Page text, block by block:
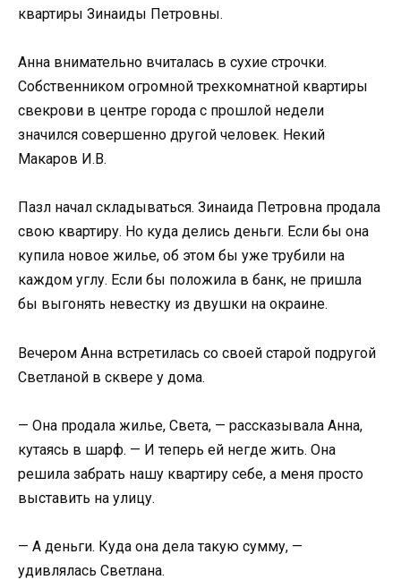
квартиры Зинаиды Петровны.
Анна внимательно вчиталась в сухие строчки.
Собственником огромной трехкомнатной квартиры
свекрови в центре города с прошлой недели
значился совершенно другой человек. Некий
Макаров И.В.
Пазл начал складываться. Зинаида Петровна продала
свою квартиру. Но куда делись деньги. Если бы она
купила новое жилье, об этом бы уже трубили на
каждом углу. Если бы положила в банк, не пришла
бы выгонять невестку из двушки на окраине.
Вечером Анна встретилась со своей старой подругой
Светланой в сквере у дома.
— Она продала жилье, Света, — рассказывала Анна,
кутаясь в шарф. — И теперь ей негде жить. Она
решила забрать нашу квартиру себе, а меня просто
выставить на улицу.
— А деньги. Куда она дела такую сумму, —
удивлялась Светлана.